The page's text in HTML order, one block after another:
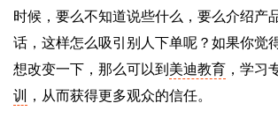
时候，要么不知道说些什么，要么介绍产
话，这样怎么吸引别人下单呢？如果你觉
想改变一下，那么可以到 美迪教育 ，学习
训
，从而获得更多观众的信任。